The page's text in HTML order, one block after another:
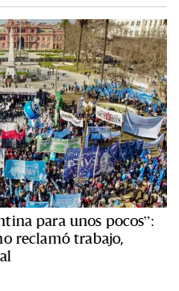
para unos pocos”:
reclamó trabajo,